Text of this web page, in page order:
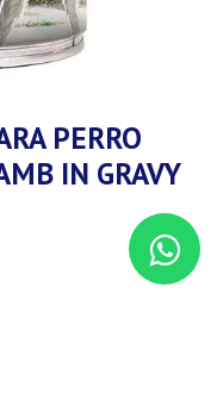
PERRO
IN GRAVY